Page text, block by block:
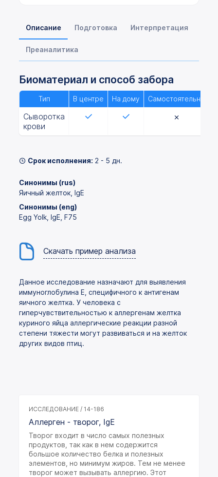
Описание Подготовка Интерпретация
Преаналитика
Биоматериал и способ забора
Тип В центре На дому Самостоятельно
Сыворотка
крови
Срок исполнения: 2 - 5 дн.
Синонимы (rus)
Яичный желток, IgE
Синонимы (eng)
Egg Yolk, IgE, F75
Скачать пример анализа
Данное исследование назначают для выявления
иммуноглобулина Е, специфичного к антигенам
яичного желтка. У человека с
гиперчувствительностью к аллергенам желтка
куриного яйца аллергические реакции разной
степени тяжести могут развиваться и на желток
других видов птиц.
ИССЛЕДОВАНИЕ / 14-186
Аллерген - творог, IgE
Творог входит в число самых полезных
продуктов, так как в нем содержится
большое количество белка и полезных
элементов, но минимум жиров. Тем не менее
творог может вызывать аллергию. Этот